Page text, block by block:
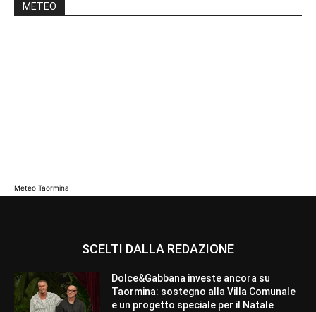
METEO
Meteo Taormina
SCELTI DALLA REDAZIONE
Dolce&Gabbana investe ancora su
Taormina: sostegno alla Villa Comunale
e un progetto speciale per il Natale